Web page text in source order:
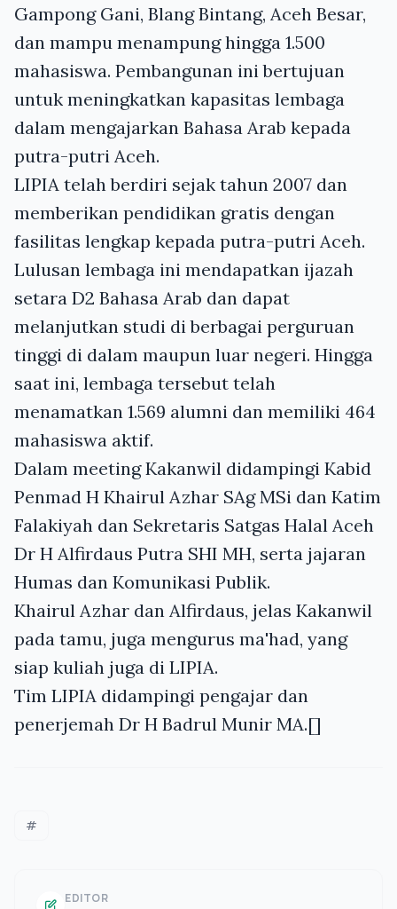
Gampong Gani, Blang Bintang, Aceh Besar,
dan mampu menampung hingga 1.500
mahasiswa. Pembangunan ini bertujuan
untuk meningkatkan kapasitas lembaga
dalam mengajarkan Bahasa Arab kepada
putra-putri Aceh.
LIPIA telah berdiri sejak tahun 2007 dan
memberikan pendidikan gratis dengan
fasilitas lengkap kepada putra-putri Aceh.
Lulusan lembaga ini mendapatkan ijazah
setara D2 Bahasa Arab dan dapat
melanjutkan studi di berbagai perguruan
tinggi di dalam maupun luar negeri. Hingga
saat ini, lembaga tersebut telah
menamatkan 1.569 alumni dan memiliki 464
mahasiswa aktif.
Dalam meeting Kakanwil didampingi Kabid
Penmad H Khairul Azhar SAg MSi dan Katim
Falakiyah dan Sekretaris Satgas Halal Aceh
Dr H Alfirdaus Putra SHI MH, serta jajaran
Humas dan Komunikasi Publik.
Khairul Azhar dan Alfirdaus, jelas Kakanwil
pada tamu, juga mengurus ma'had, yang
siap kuliah juga di LIPIA.
Tim LIPIA didampingi pengajar dan
penerjemah Dr H Badrul Munir MA.[]
#
EDITOR